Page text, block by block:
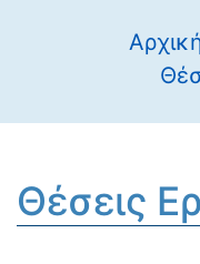
Θέσεις